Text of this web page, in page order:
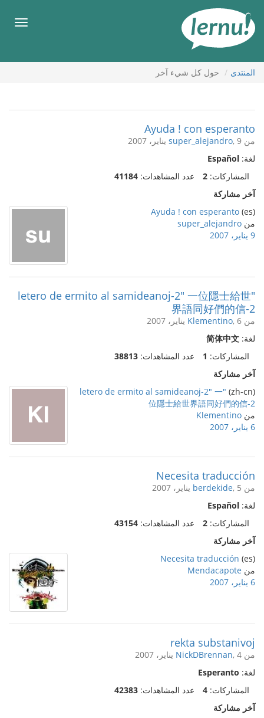
المحتويات
قائمة
المنتدى حول كل شيء آخر
Ayuda ! con esperanto
من super_alejandro, 9 يناير، 2007
لغة: Español
المشاركات: 2 عدد المشاهدات: 41184
آخر مشاركة
(es)
Ayuda ! con esperanto
من super_alejandro
9 يناير، 2007
"letero de ermito al samideanoj-2" 一位隱士給世
界語同好們的信-2
من Klementino, 6 يناير، 2007
لغة: 简体中文
المشاركات: 1 عدد المشاهدات: 38813
آخر مشاركة
(zh-cn)
"letero de ermito al samideanoj-2" 一
位隱士給世界語同好們的信-2
من Klementino
6 يناير، 2007
Necesita traducción
من berdekide, 5 يناير، 2007
لغة: Español
المشاركات: 2 عدد المشاهدات: 43154
آخر مشاركة
(es)
Necesita traducción
من Mendacapote
6 يناير، 2007
rekta substanivoj
من NickDBrennan, 4 يناير، 2007
لغة: Esperanto
المشاركات: 4 عدد المشاهدات: 42383
آخر مشاركة